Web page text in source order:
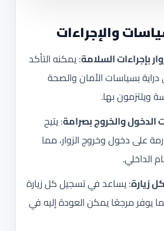
والإجراءات
بإجراءات السلامة: يمكنه التأكد
دراية بسياسات الأمان والصحة
ويلتزمون بها.
والخروج بصرامة: يتيح
على دخول وخروج الزوار، مما
الداخلي.
زيارة: يساعد في تسجيل كل زيارة
يوفر مرجعًا يمكن العودة إليه في